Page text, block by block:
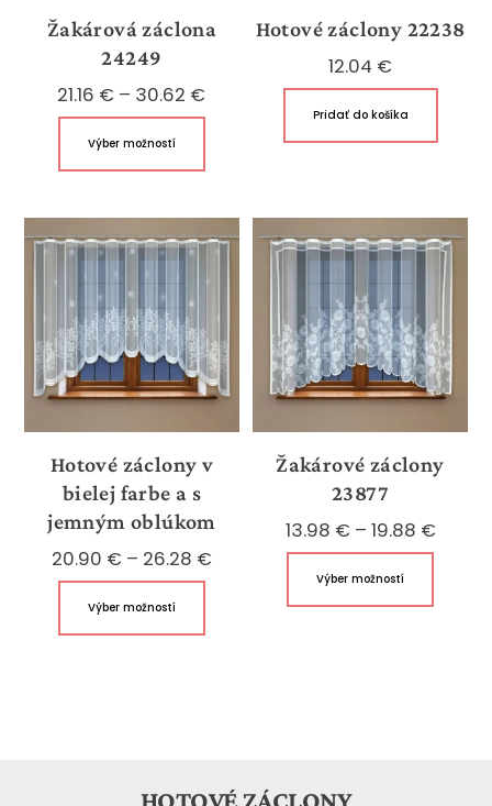
Žakárová záclona
24249
21.16 € – 30.62 €
range:
through
Výber možností
viacero
variantov.
Možnosti
môžete
vybrať
na
Hotové záclony 22238
12.04 €
Pridať do košíka
Hotové záclony v
bielej farbe a s
jemným oblúkom
20.90 € – 26.28 €Price
Výber možností
môžete
Žakárové záclony
23877
13.98 € – 19.88 €Price
Výber možností
HOTOVÉ ZÁCLONY